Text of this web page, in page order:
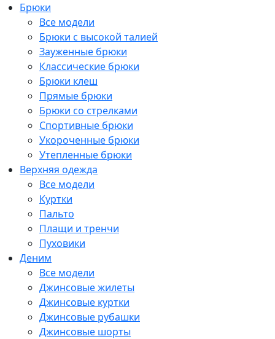
Брюки
Все модели
Брюки с высокой талией
Зауженные брюки
Классические брюки
Брюки клеш
Прямые брюки
Брюки со стрелками
Спортивные брюки
Укороченные брюки
Утепленные брюки
Верхняя одежда
Все модели
Куртки
Пальто
Плащи и тренчи
Пуховики
Деним
Все модели
Джинсовые жилеты
Джинсовые куртки
Джинсовые рубашки
Джинсовые шорты